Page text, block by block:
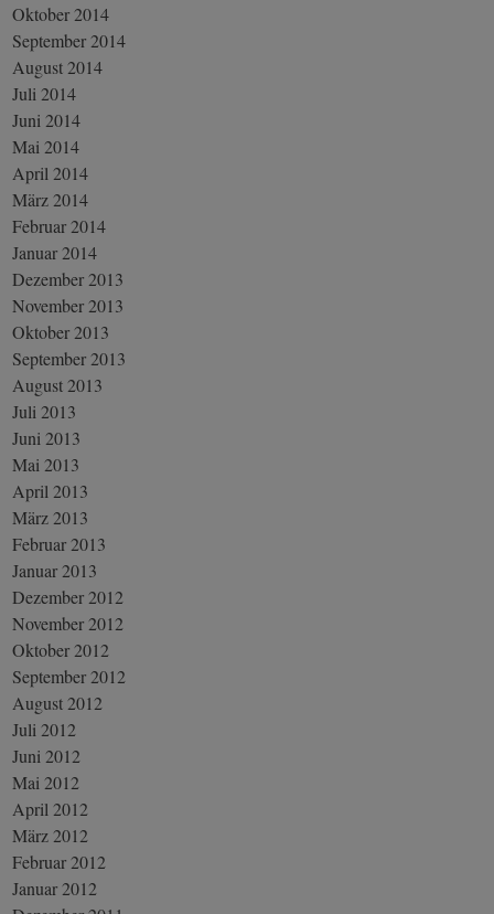
Oktober 2014
September 2014
August 2014
Juli 2014
Juni 2014
Mai 2014
April 2014
März 2014
Februar 2014
Januar 2014
Dezember 2013
November 2013
Oktober 2013
September 2013
August 2013
Juli 2013
Juni 2013
Mai 2013
April 2013
März 2013
Februar 2013
Januar 2013
Dezember 2012
November 2012
Oktober 2012
September 2012
August 2012
Juli 2012
Juni 2012
Mai 2012
April 2012
März 2012
Februar 2012
Januar 2012